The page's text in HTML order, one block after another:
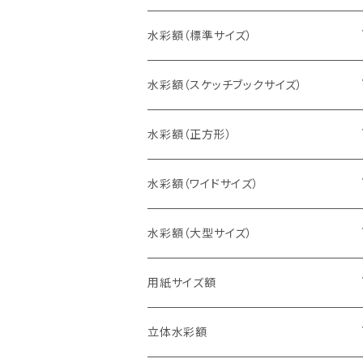
水彩額（標準サイズ）
インチ判（203×254ミリ）
八切判（242×303ミリ）
太子判（288×379ミリ）
四切判（348×424ミリ）
大衣判（394×509ミリ）
半切判（424×545ミリ）
水彩額（スケッチブックサイズ）
スケッチ4Ｆ（352×443ミリ）
スケッチ6Ｆ（458×550ミリ）
スケッチ8Ｆ（520×595ミリ）
スケッチ10Ｆ（595×670ミリ）
水彩額（正方形）
10cm正方形（100×100ミリ）
15cm正方形（150×150ミリ）
20cm正方形（200×200ミリ）
25cm正方形（250×250ミリ）
水彩額（ワイドサイズ）
15×30cm
20×40cm
25×50cm
水彩額（大型サイズ）
大判（660×850ミリ）
MO判（693×893ミリ）
用紙サイズ額
B5判（182×257ミリ）
立体水彩額